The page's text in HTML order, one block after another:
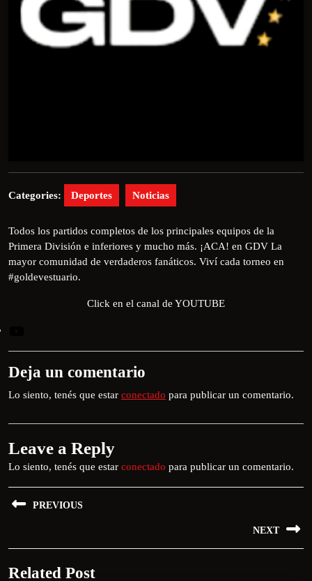
Categories: Deportes Noticias
Todos los partidos completos de los principales equipos de la
Primera División e inferiores y mucho más. ¡ACA! en GDV La
mayor comunidad de verdaderos fanáticos. Viví cada torneo en
#goldevestuario.
Click en el canal de YOUTUBE
Deja un comentario
Lo siento, tenés que estar conectado para publicar un comentario.
Leave a Reply
Lo siento, tenés que estar conectado para publicar un comentario.
PREVIOUS
NEXT
Related Post